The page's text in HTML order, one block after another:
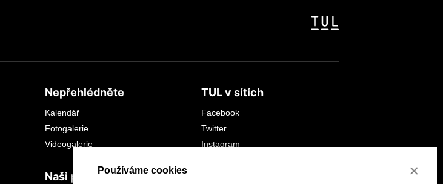
Nepřehlédněte
Kalendář
Fotogalerie
Videogalerie
Naši partneři
TUL v sítích
Facebook
Twitter
Instagram
Používáme cookies ×